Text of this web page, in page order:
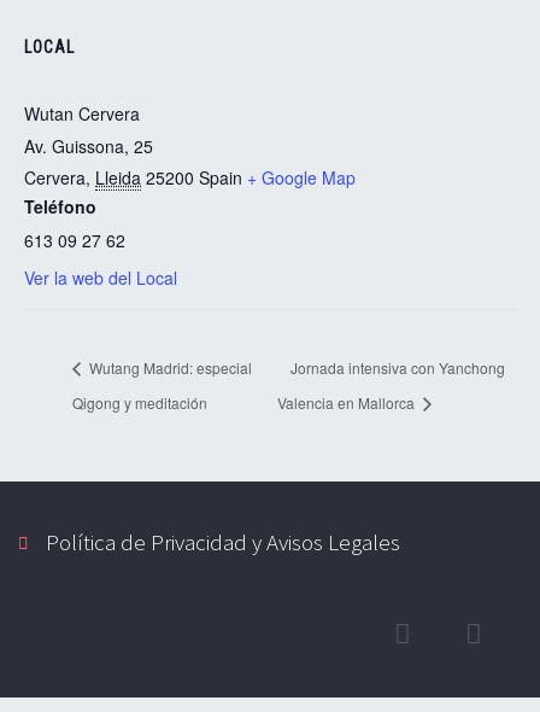
LOCAL
Wutan Cervera
Av. Guissona, 25
Cervera, Lleida 25200 Spain + Google Map
Teléfono
613 09 27 62
Ver la web del Local
Wutang Madrid: especial
Qigong y meditación
Jornada intensiva con Yanchong
Valencia en Mallorca
Política de Privacidad y Avisos Legales